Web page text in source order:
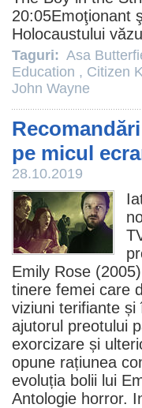
20:05Emoţionant
Holocaustului
Taguri: Asa
Education , Citizen
John Wayne
pe micul
28.10.2019
Emily Rose
tinere femei care
viziuni terifiante
ajutorul preotului
exorcizare și
opune rațiunea
evoluția bolii lui
Antologie horror.